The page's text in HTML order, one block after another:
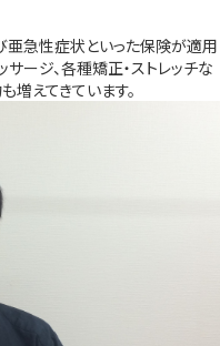
亜急性症状といった保険が適用
サージ、各種矯正・ストレッチな
増えてきています。